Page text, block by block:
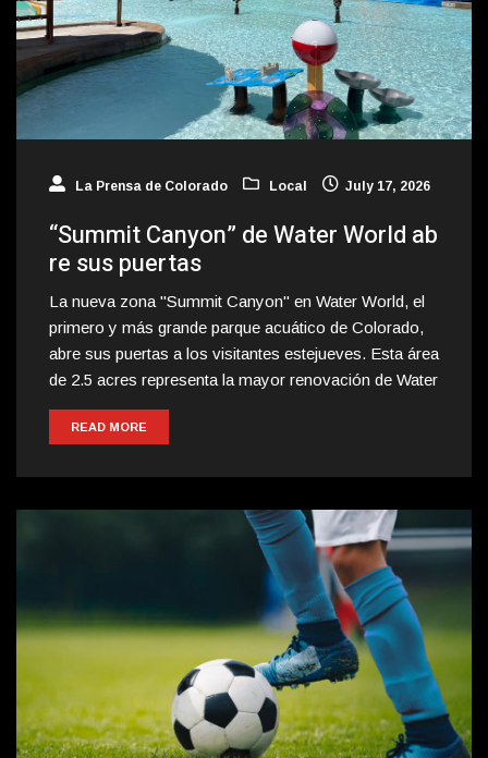
La Prensa de Colorado Local July 17, 2026
“Summit Canyon” de Water World ab
re sus puertas
La nueva zona "Summit Canyon" en Water World, el
primero y más grande parque acuático de Colorado,
abre sus puertas a los visitantes estejueves. Esta área
de 2.5 acres representa la mayor renovación de Water
READ MORE